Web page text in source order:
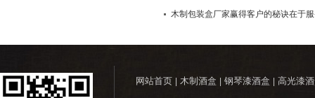
木制包装盒厂家赢得客户的秘诀在于
网站首页 木制酒盒 钢琴漆酒盒 高光漆